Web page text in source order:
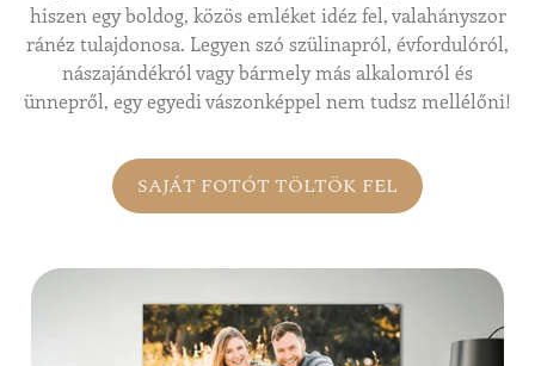
hiszen egy boldog, közös emléket idéz fel, valahányszor
ránéz tulajdonosa. Legyen szó szülinapról, évfordulóról,
nászajándékról vagy bármely más alkalomról és
ünnepről, egy egyedi vászonképpel nem tudsz mellélőni!
SAJÁT FOTÓT TÖLTÖK FEL